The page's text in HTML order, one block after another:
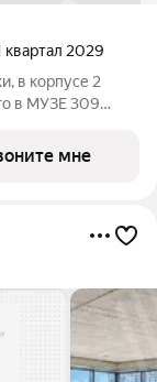
квартал 2029
в корпусе 2
в МУЗЕ 309
мне